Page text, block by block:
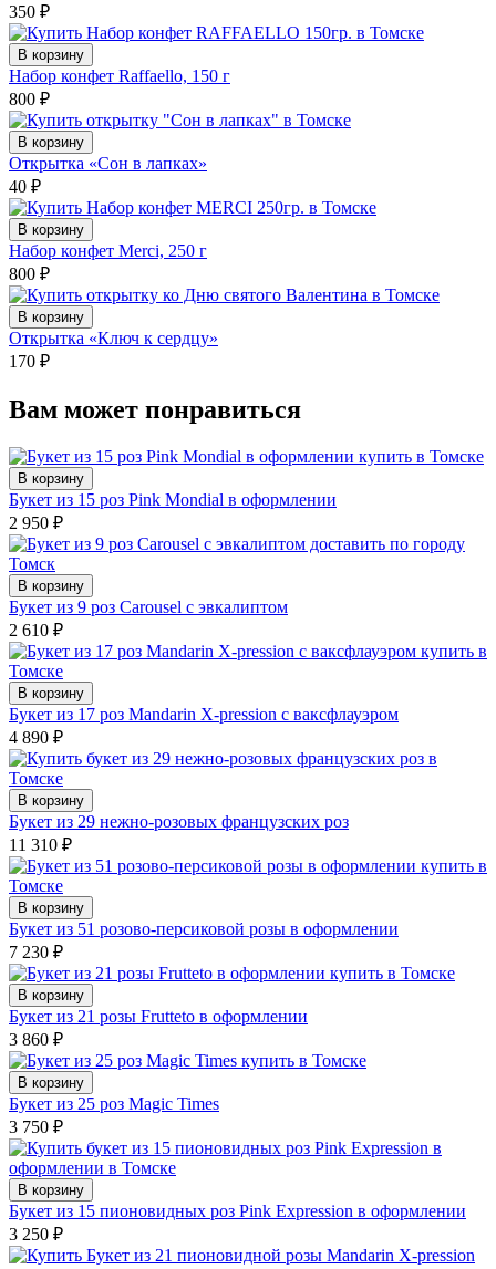
350 ₽
В корзину
Набор конфет Raffaello, 150 г
800 ₽
В корзину
Открытка «Сон в лапках»
40 ₽
В корзину
Набор конфет Merci, 250 г
800 ₽
В корзину
Открытка «Ключ к сердцу»
170 ₽
Вам может понравиться
В корзину
Букет из 15 роз Pink Mondial в оформлении
2 950 ₽
В корзину
Букет из 9 роз Carousel с эвкалиптом
2 610 ₽
В корзину
Букет из 17 роз Mandarin X-pression с ваксфлауэром
4 890 ₽
В корзину
Букет из 29 нежно-розовых французских роз
11 310 ₽
В корзину
Букет из 51 розово-персиковой розы в оформлении
7 230 ₽
В корзину
Букет из 21 розы Frutteto в оформлении
3 860 ₽
В корзину
Букет из 25 роз Magic Times
3 750 ₽
В корзину
Букет из 15 пионовидных роз Pink Expression в оформлении
3 250 ₽